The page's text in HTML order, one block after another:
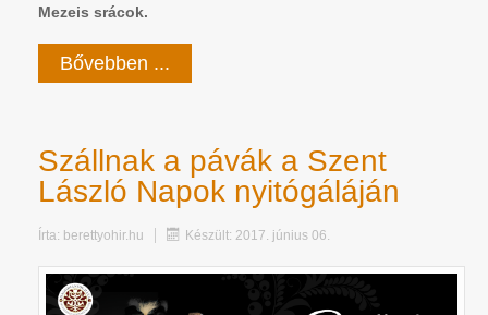
Mezeis srácok.
Bővebben ...
Szállnak a pávák a Szent
László Napok nyitógáláján
Írta: berettyohir.hu Készült: 2017. június 06.